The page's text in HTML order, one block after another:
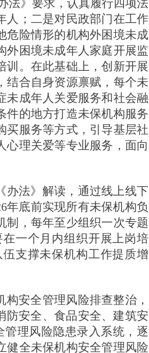
法》要求，认真履行四项法
人；二是对民政部门在工作
危险情形的机构外困境未成
外困境未成年人家庭开展监
训。在此基础上，创新开展
结合自身资源禀赋，每个未
未成年人关爱服务和社会融
件的地方打造未保机构服务
买服务等方式，引导基层社
心理关爱等专业服务，面向
办法》解读，通过线上线下
年底前实现所有未保机构负
制，每年至少组织一次专题
一个月内组织开展上岗培
支撑未保机构工作提质增
构安全管理风险排查整治，
防安全、食品安全、建筑安
理风险隐患录入系统，逐
健全未保机构安全管理风险